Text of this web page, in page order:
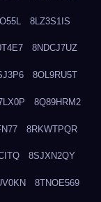
8LZ3S1IS
8NDCJ7UZ
8OL9RU5T
8Q89HRM2
8RKWTPQR
8SJXN2QY
8TNOE569